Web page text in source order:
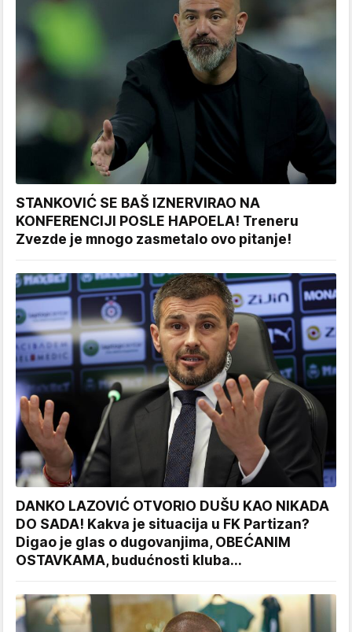
STANKOVIĆ SE BAŠ IZNERVIRAO NA
KONFERENCIJI POSLE HAPOELA! Treneru
Zvezde je mnogo zasmetalo ovo pitanje!
DANKO LAZOVIĆ OTVORIO DUŠU KAO NIKADA
DO SADA! Kakva je situacija u FK Partizan?
Digao je glas o dugovanjima, OBEĆANIM
OSTAVKAMA, budućnosti kluba...